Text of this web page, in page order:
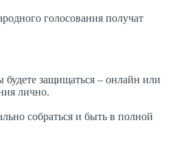
голосования получат
защищаться – онлайн или
лично.
собраться и быть в полной